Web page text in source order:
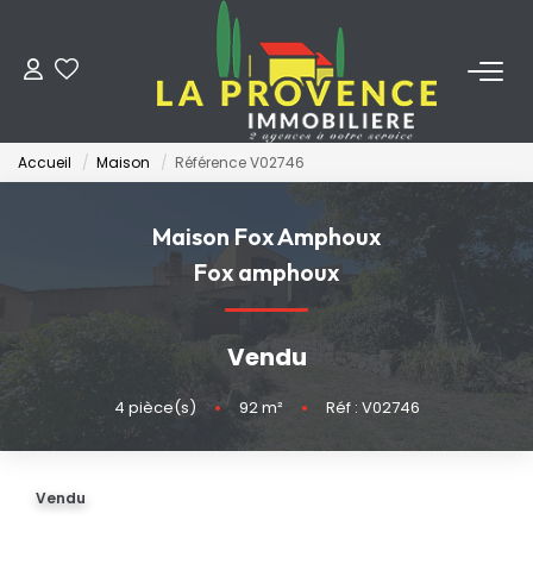
ACHETER
LOUER
ESTIMER
FAIRE GÉRER
NOS AGENCES
Accueil Maison Référence V02746
Maison Fox Amphoux
Fox amphoux
Vendu
4 pièce(s) • 92m² • Réf : V02746
Vendu